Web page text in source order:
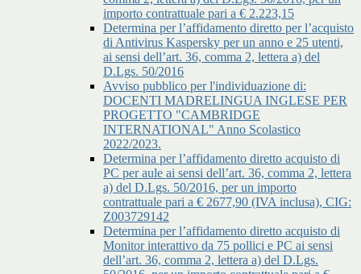
importo contrattuale pari a € 2.223,15
Determina per l’affidamento diretto per l’acquisto
di Antivirus Kaspersky per un anno e 25 utenti,
ai sensi dell’art. 36, comma 2, lettera a) del
D.Lgs. 50/2016
Avviso pubblico per l'individuazione di:
DOCENTI MADRELINGUA INGLESE PER
PROGETTO "CAMBRIDGE
INTERNATIONAL" Anno Scolastico
2022/2023.
Determina per l’affidamento diretto acquisto di
PC per aule ai sensi dell’art. 36, comma 2, lettera
a) del D.Lgs. 50/2016, per un importo
contrattuale pari a € 2677,90 (IVA inclusa), CIG:
Z003729142
Determina per l’affidamento diretto acquisto di
Monitor interattivo da 75 pollici e PC ai sensi
dell’art. 36, comma 2, lettera a) del D.Lgs.